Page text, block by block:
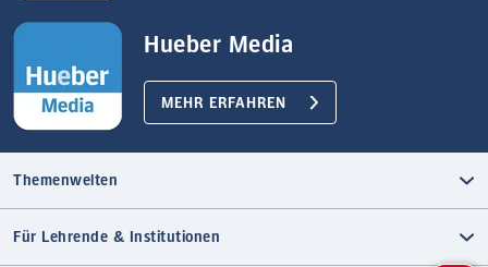
Hueber Media
MEHR ERFAHREN
Themenwelten
Für Lehrende & Institutionen